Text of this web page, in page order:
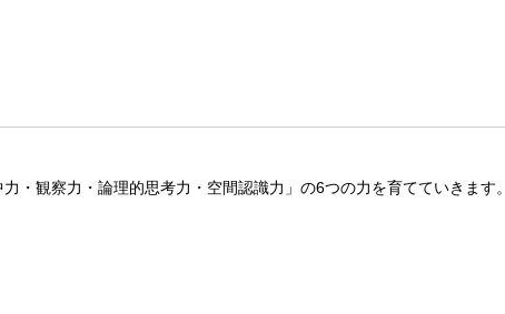
・観察力・論理的思考力・空間認識力」の6つの力を育てていきます。